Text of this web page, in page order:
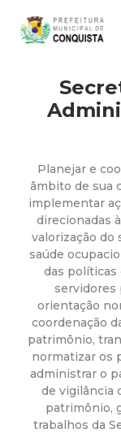
P
e
e
i
t
u
r
a
M
Planejar e
âmbito de sua
implementar
direcionadas
valorização do
saúde
das políticas
servidores
orientação
coordenação
patrimônio,
normatizar os
administrar o
de vigilância
patrimônio,
trabalhos da